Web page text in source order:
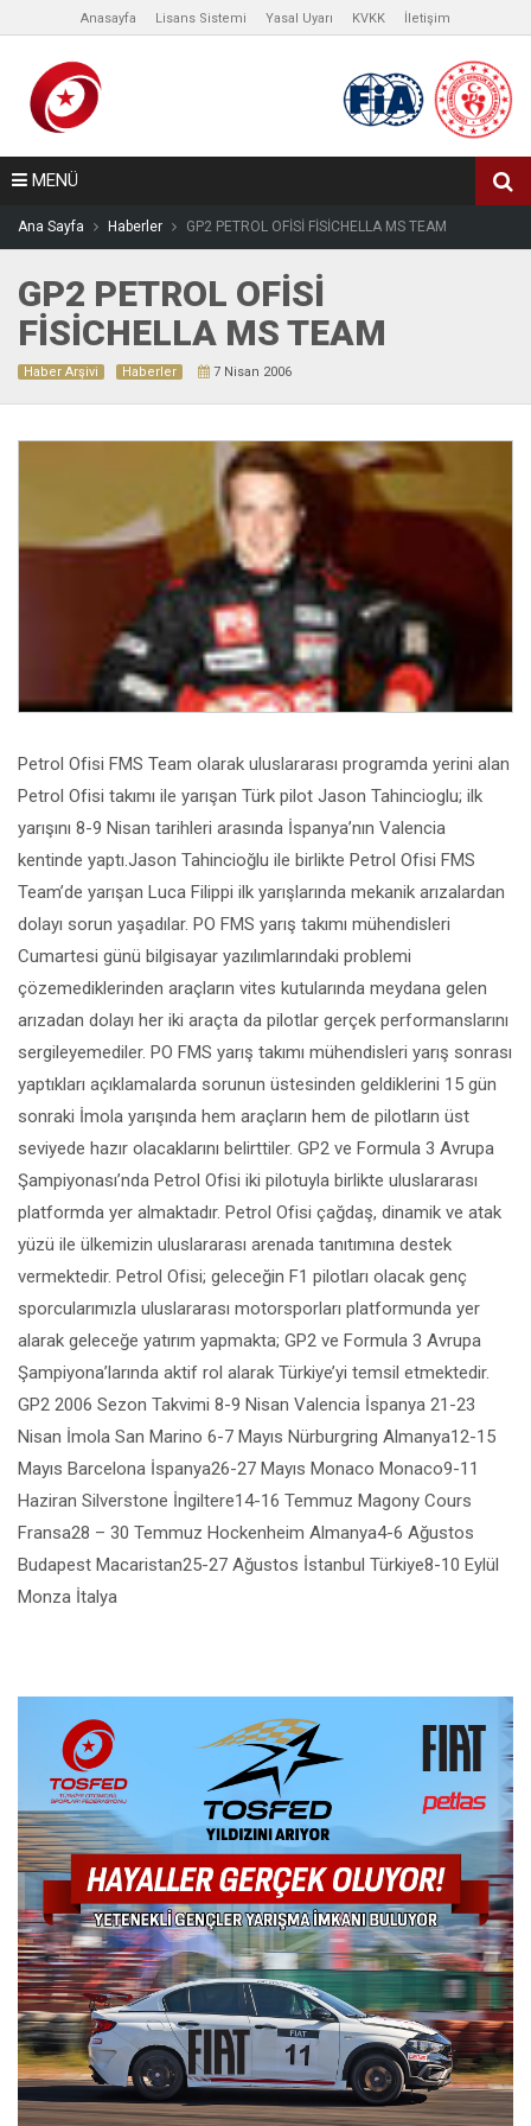
Anasayfa Lisans Sistemi Yasal Uyarı KVKK İletişim
MENÜ
Ana Sayfa Haberler GP2 PETROL OFİSİ FİSİCHELLA MS TEAM
GP2 PETROL OFİSİ
FİSİCHELLA MS TEAM
Haber Arşivi Haberler 7 Nisan 2006
Petrol Ofisi FMS Team olarak uluslararası programda yerini alan
Petrol Ofisi takımı ile yarışan Türk pilot Jason Tahincioglu; ilk
yarışını 8-9 Nisan tarihleri arasında İspanya’nın Valencia
kentinde yaptı.Jason Tahincioğlu ile birlikte Petrol Ofisi FMS
Team’de yarışan Luca Filippi ilk yarışlarında mekanik arızalardan
dolayı sorun yaşadılar. PO FMS yarış takımı mühendisleri
Cumartesi günü bilgisayar yazılımlarındaki problemi
çözemediklerinden araçların vites kutularında meydana gelen
arızadan dolayı her iki araçta da pilotlar gerçek performanslarını
sergileyemediler. PO FMS yarış takımı mühendisleri yarış sonrası
yaptıkları açıklamalarda sorunun üstesinden geldiklerini 15 gün
sonraki İmola yarışında hem araçların hem de pilotların üst
seviyede hazır olacaklarını belirttiler. GP2 ve Formula 3 Avrupa
Şampiyonası’nda Petrol Ofisi iki pilotuyla birlikte uluslararası
platformda yer almaktadır. Petrol Ofisi çağdaş, dinamik ve atak
yüzü ile ülkemizin uluslararası arenada tanıtımına destek
vermektedir. Petrol Ofisi; geleceğin F1 pilotları olacak genç
sporcularımızla uluslararası motorsporları platformunda yer
alarak geleceğe yatırım yapmakta; GP2 ve Formula 3 Avrupa
Şampiyona’larında aktif rol alarak Türkiye’yi temsil etmektedir.
GP2 2006 Sezon Takvimi 8-9 Nisan Valencia İspanya 21-23
Nisan İmola San Marino 6-7 Mayıs Nürburgring Almanya12-15
Mayıs Barcelona İspanya26-27 Mayıs Monaco Monaco9-11
Haziran Silverstone İngiltere14-16 Temmuz Magony Cours
Fransa28 – 30 Temmuz Hockenheim Almanya4-6 Ağustos
Budapest Macaristan25-27 Ağustos İstanbul Türkiye8-10 Eylül
Monza İtalya